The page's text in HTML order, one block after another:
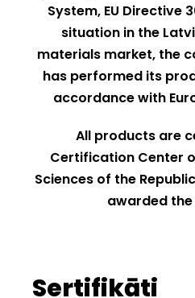
System, EU Directive
situation in the
materials market, the
has performed its
accordance with
All products are
Certification Center
Sciences of the
awarded the
Sertifikāti